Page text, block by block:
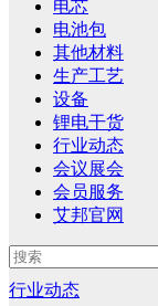
电芯
电池包
其他材料
生产工艺
设备
锂电干货
行业动态
会议展会
会员服务
艾邦官网
行业动态